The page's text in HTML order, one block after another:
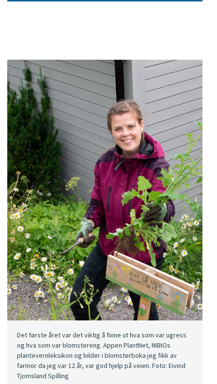
Det første året var det viktig å finne ut hva som var ugress
og hva som var blomstereng. Appen PlantNet, NIBIOs
plantevernleksikon og bilder i blomsterboka jeg fikk av
farmor da jeg var 12 år, var god hjelp på veien. Foto: Eivind
Tjomsland Spilling